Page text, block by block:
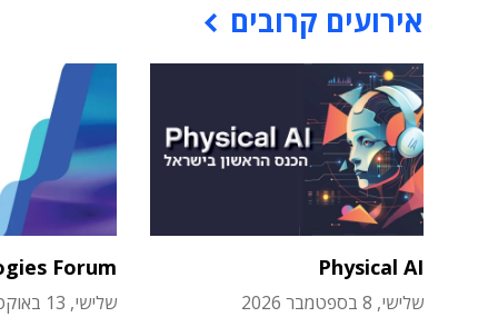
אירועים קרובים
Physical AI
שלישי, 8 בספטמבר 2026
Forum
שלישי, 13 באוקטובר 2026